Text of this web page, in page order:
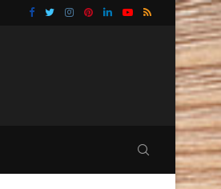
GUÍA PRÁCTICA PARA ELIMINAR CUCARACHAS